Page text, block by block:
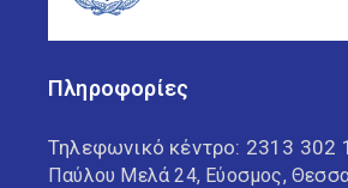
Πληροφορίες
Τηλεφωνικό κέντρο: 2313 302
Παύλου Μελά 24, Εύοσμος,